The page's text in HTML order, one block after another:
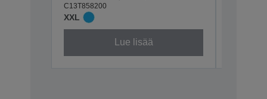
C13T858200
XXL
Lue lisää